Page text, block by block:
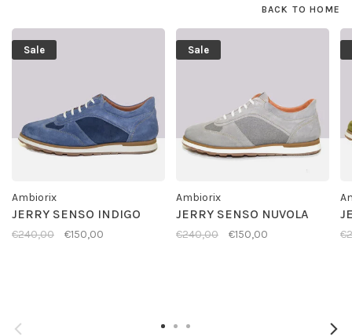
BACK TO HOME
Sale
Ambiorix
JERRY SENSO INDIGO
€240,00 €150,00
Sale
Ambiorix
JERRY SENSO NUVOLA
€240,00 €150,00